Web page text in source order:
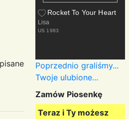
Rocket To Your Heart
Lisa
US 1983
Poprzednio graliśmy...
Twoje ulubione...
Zamów Piosenkę
Teraz i Ty możesz